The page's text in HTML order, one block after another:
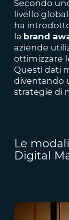
Secondo
livello
ha
la brand
aziende
ottimizzare
Questi dati
diventando
strategie di
Le
Digital